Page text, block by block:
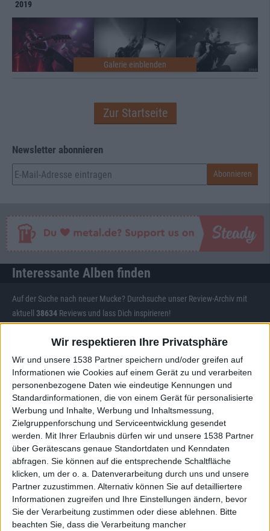
Wir respektieren Ihre Privatsphäre
Wir und unsere 1538 Partner speichern und/oder greifen auf
Informationen wie Cookies auf einem Gerät zu und verarbeiten
personenbezogene Daten wie eindeutige Kennungen und
Standardinformationen, die von einem Gerät für personalisierte
Werbung und Inhalte, Werbung und Inhaltsmessung,
Zielgruppenforschung und Serviceentwicklung gesendet
werden.
Mit Ihrer Erlaubnis dürfen wir und unsere 1538 Partner
über Gerätescans genaue Standortdaten und Kenndaten
abfragen. Sie können auf die entsprechende Schaltfläche
klicken, um der o. a. Datenverarbeitung durch uns und unsere
Partner zuzustimmen. Alternativ können Sie auf detailliertere
Informationen zugreifen und Ihre Einstellungen ändern, bevor
Sie der Verarbeitung zustimmen oder diese ablehnen.
Bitte
beachten Sie, dass die Verarbeitung mancher
2019
Zur Startseite
Newsletter abonnieren
Interessante Alben finden
Auf der Suche nach neuer Mucke? Durchsuche unser Review-Archiv mit
aktuell 38634 Reviews und lass Dich inspirieren!
Nach Wertung filtern▼︎
von
bis
Punkten
Nach Genres filtern►︎